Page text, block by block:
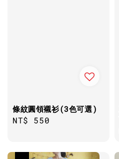
條紋圓領襯衫(3色可選)
Regular
NT$ 550